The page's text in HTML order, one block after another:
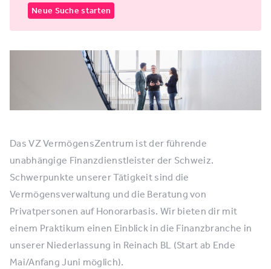
Neue Suche starten
Das VZ VermögensZentrum ist der führende
unabhängige Finanzdienstleister der Schweiz.
Schwerpunkte unserer Tätigkeit sind die
Vermögensverwaltung und die Beratung von
Privatpersonen auf Honorarbasis. Wir bieten dir mit
einem Praktikum einen Einblick in die Finanzbranche in
unserer Niederlassung in Reinach BL (Start ab Ende
Mai/Anfang Juni möglich).